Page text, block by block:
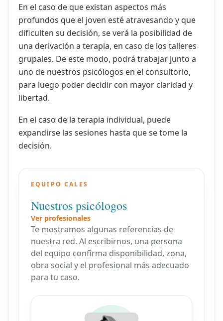
En el caso de que existan aspectos más
profundos que el joven esté atravesando y que
dificulten su decisión, se verá la posibilidad de
una derivación a terapia, en caso de los talleres
grupales. De este modo, podrá trabajar junto a
uno de nuestros psicólogos en el consultorio,
para luego poder decidir con mayor claridad y
libertad.
En el caso de la terapia individual, puede
expandirse las sesiones hasta que se tome la
decisión.
EQUIPO CALES
Nuestros psicólogos
Ver profesionales
Te mostramos algunas referencias de
nuestra red. Al escribirnos, una persona
del equipo confirma disponibilidad, zona,
obra social y el profesional más adecuado
para tu caso.